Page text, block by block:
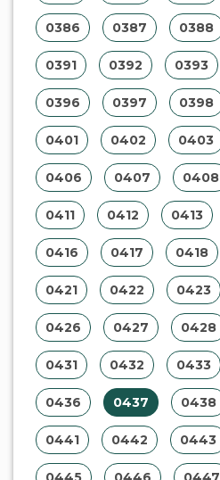
0386 0387 0388
0391 0392 0393
0396 0397 0398
0401 0402 0403
0406 0407 0408
0411 0412 0413
0416 0417 0418
0421 0422 0423
0426 0427 0428
0431 0432 0433
0436 0437 0438
0441 0442 0443